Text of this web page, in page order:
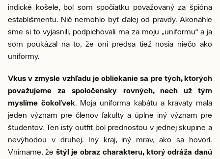
indické košele, bol som spočiatku považovaný za špióna
establišmentu. Nič nemohlo byť ďalej od pravdy. Akonáhle
sme si to vyjasnili, podpichovali ma za moju „uniformu“ a ja
som poukázal na to, že oni predsa tiež nosia niečo ako
uniformy.
Vkus v zmysle vzhľadu je obliekanie sa pre tých, ktorých
považujeme za spoločensky rovných, nech už tým
myslíme čokoľvek. Moja uniforma kabátu a kravaty mala
jeden význam pre členov fakulty a úplne iný význam pre
študentov. Ten istý outfit bol prednosťou v jednej skupine a
nevýhodou v druhej. Iný kraj, iný mrav, ako sa hovorí.
Vnímame, že štýl je obraz charakteru, ktorý odráža danú